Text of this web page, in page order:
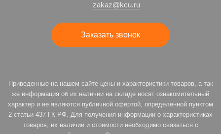
zakaz@kcu.ru
Заказать звонок
Приведенные на нашем сайте цены и характеристики товаров, а так
же информация об их наличии на складе носят ознакомительный
характер и не являются публичной офертой, определенной пунктом
2 статьи 437 ГК РФ. Для получения информации о характеристиках
товаров, их наличии и стоимости необходимо связаться с